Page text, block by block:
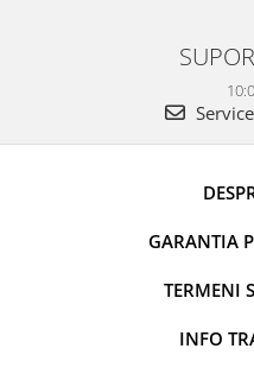
GARANTIA
TERMENI
INFO